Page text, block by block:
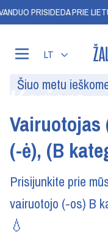
PRISIDEDA PRIE
LT
Karjera
Šiuo metu
(-ė), (B
Prisijunkite prie
vairuotojo (-os) B
💧